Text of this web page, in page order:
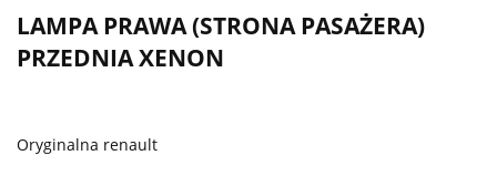
LAMPA PRAWA (STRONA PASAŻERA)
PRZEDNIA XENON
Oryginalna renault